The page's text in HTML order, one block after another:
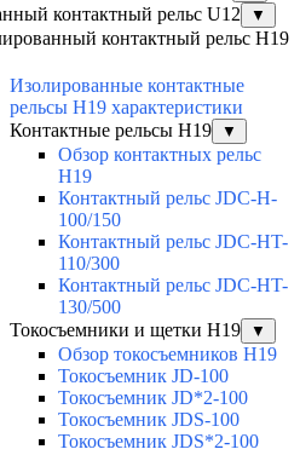
контактный рельс U12 ▼
контактный рельс Н19
Изолированные контактные
рельсы Н19 характеристики
Контактные рельсы H19
▼
Обзор контактных рельс
H19
Контактный рельс JDC-H-
100/150
Контактный рельс JDC-HT-
110/300
Контактный рельс JDC-HT-
130/500
Токосъемники и щетки H19
▼
Обзор токосъемников H19
Токосъемник JD-100
Токосъемник JD*2-100
Токосъемник JDS-100
Токосъемник JDS*2-100